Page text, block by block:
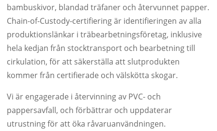
bambuskivor, blandad träfaner och återvunnet papper.
Chain-of-Custody-certifiering är identifieringen av alla
produktionslänkar i träbearbetningsföretag, inklusive
hela kedjan från stocktransport och bearbetning till
cirkulation, för att säkerställa att slutprodukten
kommer från certifierade och välskötta skogar.
Vi är engagerade i återvinning av PVC- och
pappersavfall, och förbättrar och uppdaterar
utrustning för att öka råvaruanvändningen.